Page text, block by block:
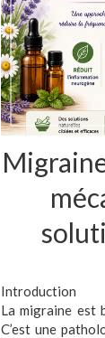
Introduction
La migraine est
C’est une